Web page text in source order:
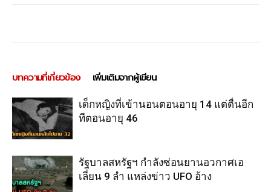
บทความที่เกี่ยวข้อง เพิ่มเติมจากผู้เขียน
เด็กหญิงที่เข้านอนตอนอายุ 14 แต่ตื่นอีก
ทีตอนอายุ 46
รัฐบาลสหรัฐฯ กำลังซ่อนยานอวกาศเอ
เลี่ยน 9 ลำ แหล่งข่าว UFO อ้าง